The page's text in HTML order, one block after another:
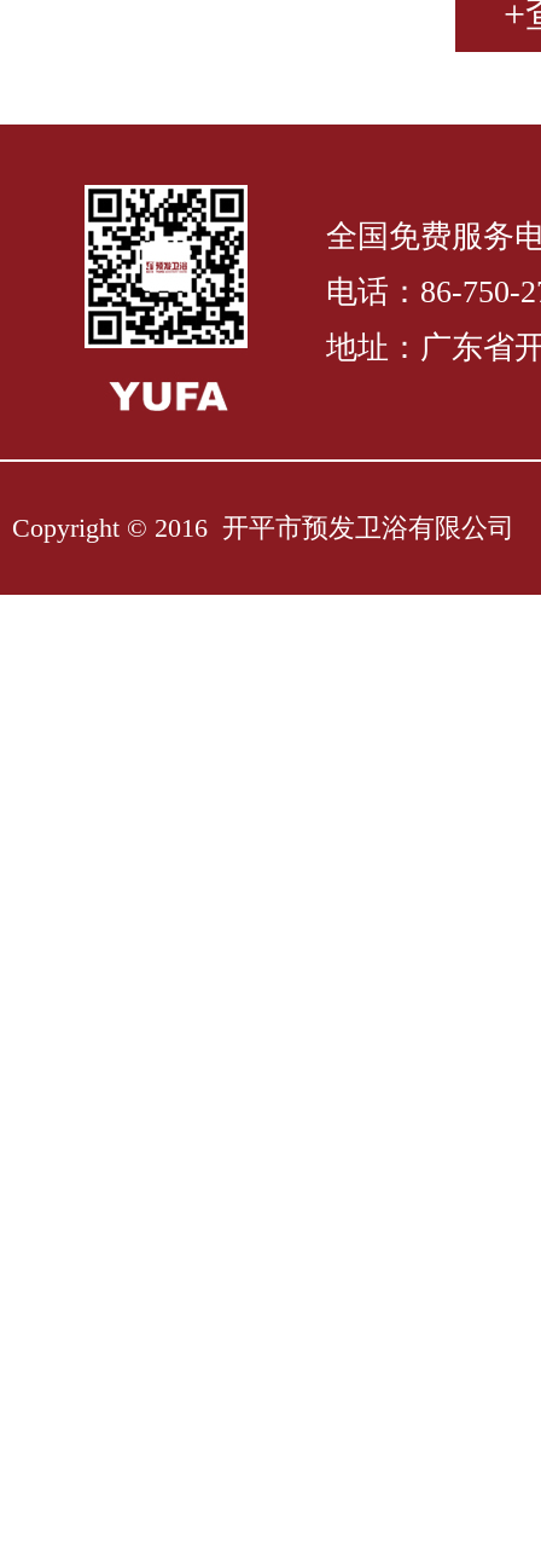
+
全国免费服务
电话：86-750-
地址：广东省
Copyright © 2016 开平市预发卫浴有限公司